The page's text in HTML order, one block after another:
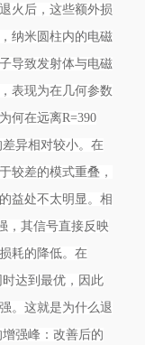
火后，这些额外损
纳米圆柱内的电磁
导致发射体与电磁
表现为在几何参数
何在远离R=390
异相对较小。在
较差的模式重叠，
益处不太明显。相
，其信号直接反映
耗的降低。在
达到最优，因此
。这就是为什么退
强峰：改善后的